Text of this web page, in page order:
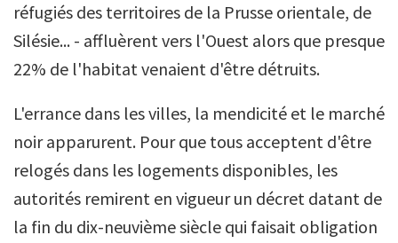
réfugiés des territoires de la Prusse orientale, de
Silésie... - affluèrent vers l'Ouest alors que presque
22% de l'habitat venaient d'être détruits.
L'errance dans les villes, la mendicité et le marché
noir apparurent. Pour que tous acceptent d'être
relogés dans les logements disponibles, les
autorités remirent en vigueur un décret datant de
la fin du dix-neuvième siècle qui faisait obligation